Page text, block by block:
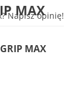
MAX
Napisz opinię!
MAX